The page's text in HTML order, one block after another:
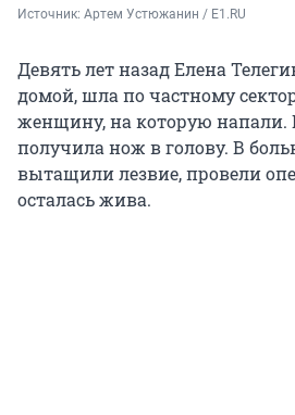
Источник: Артем Устюжанин / E1.RU
Девять лет назад Елена
домой, шла по частному
женщину, на которую напали.
получила нож в голову. В
вытащили лезвие, провели
осталась жива.